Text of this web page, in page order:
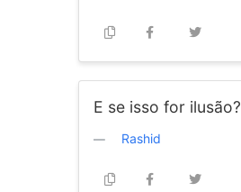
E se isso for ilusão?
Rashid